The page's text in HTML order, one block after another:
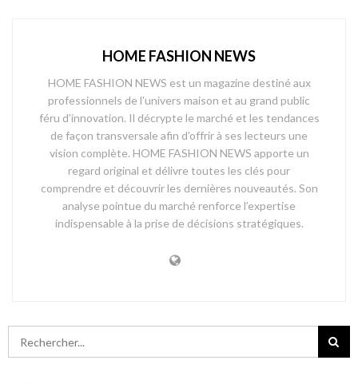
HOME FASHION NEWS
HOME FASHION NEWS est un magazine destiné aux
professionnels de l’univers maison et au grand public
féru d’innovation. Il décrypte le marché et les tendances
de façon transversale afin d’offrir à ses lecteurs une
vision complète. HOME FASHION NEWS apporte un
regard original et délivre toutes les clés pour
comprendre et découvrir les dernières nouveautés. Son
analyse pointue du marché renforce l’expertise
indispensable à la prise de décisions stratégiques.